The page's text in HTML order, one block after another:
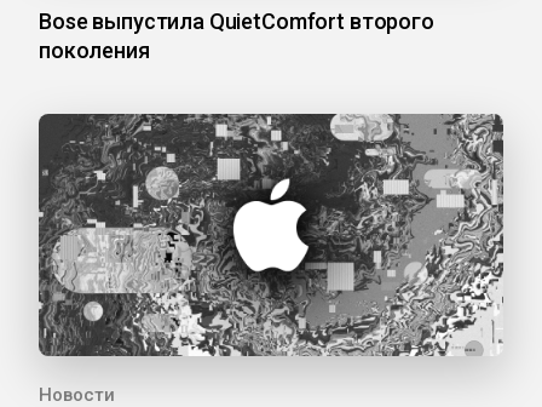
Bose выпустила QuietComfort второго
поколения
Новости